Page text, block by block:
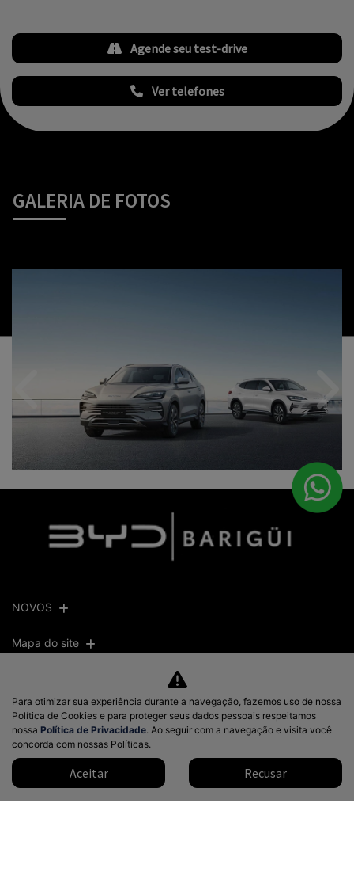
Ver telefones
Agende seu test-drive
GALERIA DE FOTOS
Anterior
NOVOS
Mapa do site
BARI IMPORTS VEICULOS LTDA - Tarumã
CNPJ: 22.303.462/0001-10
Desacelere. Seu bem maior é a
Para otimizar sua experiência durante a navegação, fazemos uso de nossa
Política de Cookies e para proteger seus dados pessoais respeitamos
nossa Política de Privacidade. Ao seguir com a navegação e visita você
concorda com nossas Políticas.
Aceitar Recusar